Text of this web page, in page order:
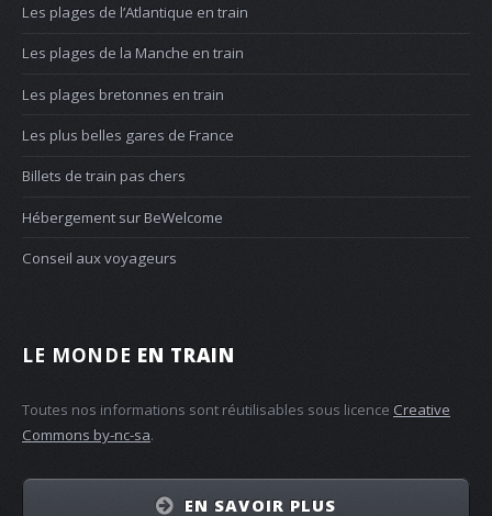
Les plages de l’Atlantique en train
Les plages de la Manche en train
Les plages bretonnes en train
Les plus belles gares de France
Billets de train pas chers
Hébergement sur BeWelcome
Conseil aux voyageurs
LE MONDE EN TRAIN
Toutes nos informations sont réutilisables sous licence Creative
Commons by-nc-sa.
EN SAVOIR PLUS